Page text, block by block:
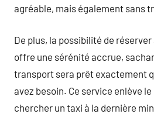
agréable, mais également sans
De plus, la possibilité de réserver
offre une sérénité accrue,
transport sera prêt exactement
avez besoin. Ce service enlève
chercher un taxi à la dernière